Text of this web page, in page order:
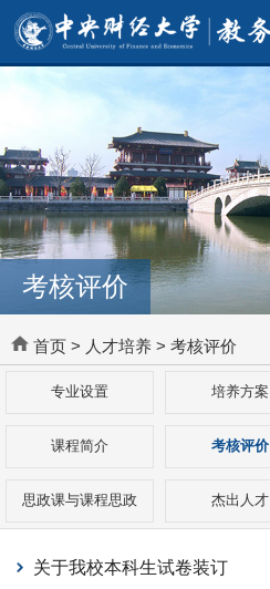
考核评价
首页 > 人才培养 > 考核评价
专业设置 培养方案
课程简介 考核评价
思政课与课程思政 杰出人才
关于我校本科生试卷装订